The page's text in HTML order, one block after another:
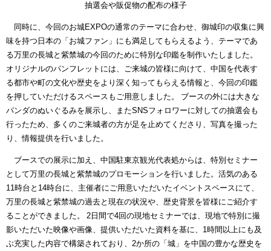
抽選会や販促物の配布の様子
同時に、今回のお城EXPOの通常のテーマに合わせ、御城印の収集に興
味を持つ日本の「お城ファン」にも満足してもらえるよう、テーマであ
る万里の長城と紫禁城の今回のために特別な印鑑を制作いたしました。
オリジナルのパンフレットには、ご来城の皆様に向けて、中国を代表す
る都市や町の文化や歴史をより深く知ってもらえる情報と、今回の印鑑
を押していただけるスペースもご用意しました。 ブースの外には大きな
パンダのぬいぐるみを展示し、またSNSフォロワーに対しての抽選会も
行ったため、多くのご来城者の方が足を止めてくださり、写真を撮った
り、情報提供を行いました。
ブースでの展示に加え、中国駐東京観光代表処からは、特別セミナー
として万里の長城と紫禁城のプロモーションを行いました。活気のある
11時台と14時台に、主催者にご用意いただいたイベントスペースにて、
万里の長城と紫禁城の過去と現在の状況や、歴史背景を皆様にご紹介す
ることができました。 2日間で4回の現地セミナーでは、現地で特別に撮
影いただいた映像や画像、提供いただいた資料を基に、1時間以上にも及
ぶ充実した内容で構築されており、2か所の「城」を中国の豊かな歴史を